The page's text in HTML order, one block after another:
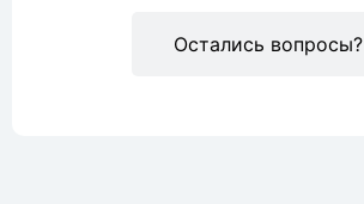
Остались вопросы?